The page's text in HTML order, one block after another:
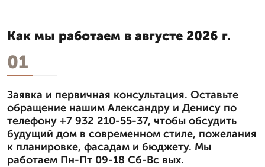
Как мы работаем в августе 2026 г.
01
Заявка и первичная консультация. Оставьте
обращение нашим Александру и Денису по
телефону +7 932 210-55-37, чтобы обсудить
будущий дом в современном стиле, пожелания
к планировке, фасадам и бюджету. Мы
работаем Пн-Пт 09-18 Сб-Вс вых.